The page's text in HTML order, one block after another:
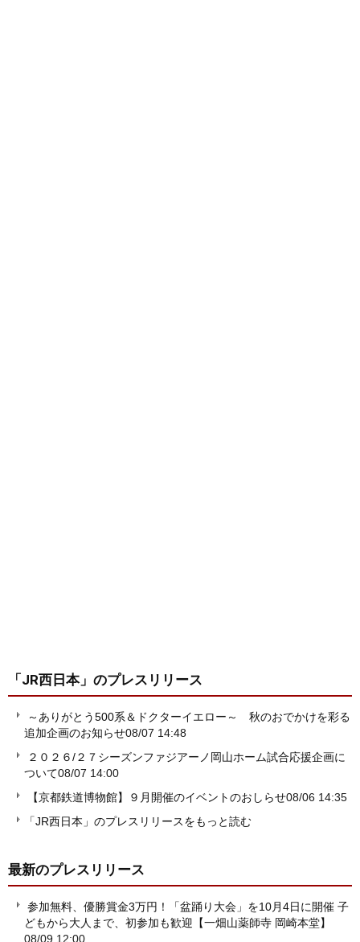
「JR西日本」 のプレスリリース
～ありがとう500系＆ドクターイエロー～ 秋のおでかけを彩る
追加企画のお知らせ08/07 14:48
２０２６/２７シーズンファジアーノ岡山ホーム試合応援企画に
ついて08/07 14:00
【京都鉄道博物館】９月開催のイベントのおしらせ08/06 14:35
「JR西日本」のプレスリリースをもっと読む
最新のプレスリリース
参加無料、優勝賞金3万円！「盆踊り大会」を10月4日に開催 子
どもから大人まで、初参加も歓迎【一畑山薬師寺 岡崎本堂】
08/09 12:00